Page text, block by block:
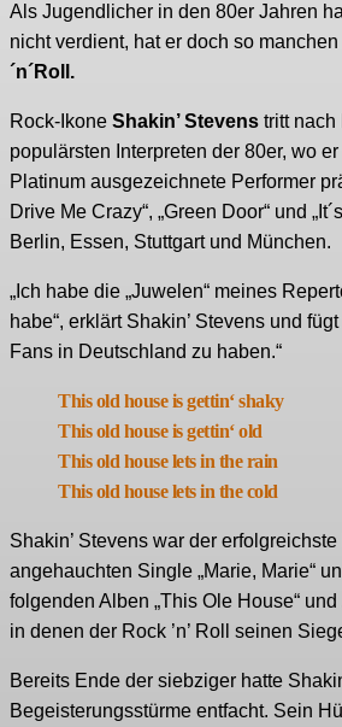
Als Jugendlicher in den 80er Jahren
nicht verdient, hat er doch so
´n´Roll.
Rock-Ikone Shakin’ Stevens tritt
populärsten Interpreten der 80er, wo
Platinum ausgezeichnete Performer
Drive Me Crazy“, „Green Door“ und
Berlin, Essen, Stuttgart und München.
„Ich habe die „Juwelen“ meines
habe“, erklärt Shakin’ Stevens und
Fans in Deutschland zu haben.“
This old house is gettin‘ shaky
This old house is gettin‘ old
This old house lets in the rain
This old house lets in the cold
Shakin’ Stevens war der
angehauchten Single „Marie, Marie“
folgenden Alben „This Ole House“
in denen der Rock ’n’ Roll seinen
Bereits Ende der siebziger hatte
Begeisterungsstürme entfacht. Sein